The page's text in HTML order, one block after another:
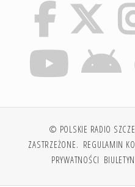
© POLSKIE RADIO
ZASTRZEŻONE. REGULAMIN
PRYWATNOŚCI